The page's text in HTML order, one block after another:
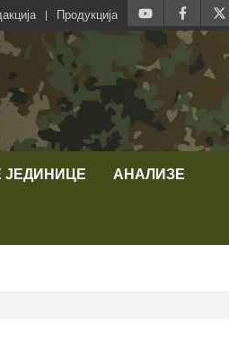
Продукција
ЈЕДИНИЦЕ АНАЛИЗЕ